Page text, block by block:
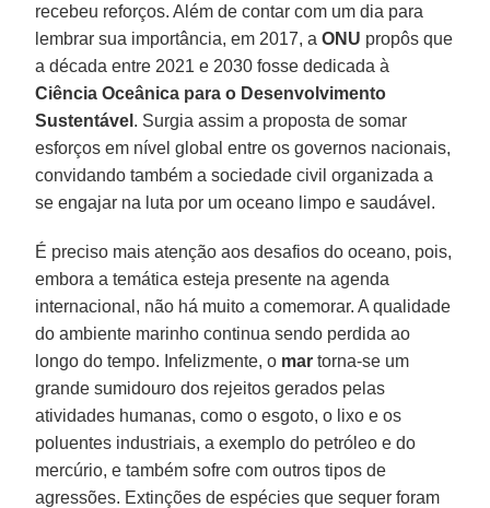
recebeu reforços. Além de contar com um dia para
lembrar sua importância, em 2017, aONU propôs que
a década entre 2021 e 2030 fosse dedicada à
Ciência Oceânica para o Desenvolvimento
Sustentável . Surgia assim a proposta de somar
esforços em nível global entre os governos nacionais,
convidando também a sociedade civil organizada a
se engajar na luta por um oceano limpo e saudável.
É preciso mais atenção aos desafios do oceano, pois,
embora a temática esteja presente na agenda
internacional, não há muito a comemorar. A qualidade
do ambiente marinho continua sendo perdida ao
longo do tempo. Infelizmente, o mar torna-se um
grande sumidouro dos rejeitos gerados pelas
atividades humanas, como o esgoto, o lixo e os
poluentes industriais, a exemplo do petróleo e do
mercúrio, e também sofre com outros tipos de
agressões. Extinções de espécies que sequer foram